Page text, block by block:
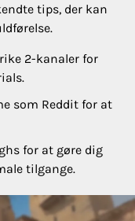
tips, der kan
2-kanaler for
som Reddit for at
for at gøre dig
tilgange.